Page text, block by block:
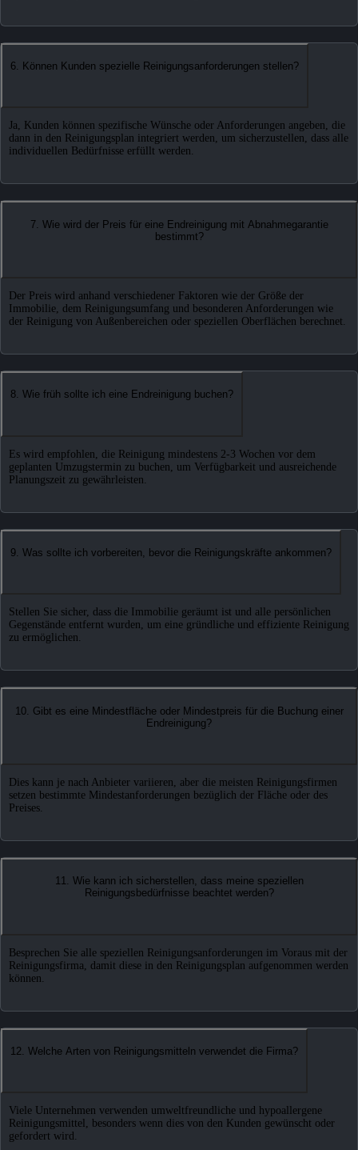
6. Können Kunden spezielle Reinigungsanforderungen stellen?
Ja, Kunden können spezifische Wünsche oder Anforderungen angeben, die
dann in den Reinigungsplan integriert werden, um sicherzustellen, dass alle
individuellen Bedürfnisse erfüllt werden.
7. Wie wird der Preis für eine Endreinigung mit Abnahmegarantie
bestimmt?
Der Preis wird anhand verschiedener Faktoren wie der Größe der
Immobilie, dem Reinigungsumfang und besonderen Anforderungen wie
der Reinigung von Außenbereichen oder speziellen Oberflächen berechnet.
8. Wie früh sollte ich eine Endreinigung buchen?
Es wird empfohlen, die Reinigung mindestens 2-3 Wochen vor dem
geplanten Umzugstermin zu buchen, um Verfügbarkeit und ausreichende
Planungszeit zu gewährleisten.
9. Was sollte ich vorbereiten, bevor die Reinigungskräfte ankommen?
Stellen Sie sicher, dass die Immobilie geräumt ist und alle persönlichen
Gegenstände entfernt wurden, um eine gründliche und effiziente Reinigung
zu ermöglichen.
10. Gibt es eine Mindestfläche oder Mindestpreis für die Buchung einer
Endreinigung?
Dies kann je nach Anbieter variieren, aber die meisten Reinigungsfirmen
setzen bestimmte Mindestanforderungen bezüglich der Fläche oder des
Preises.
11. Wie kann ich sicherstellen, dass meine speziellen
Reinigungsbedürfnisse beachtet werden?
Besprechen Sie alle speziellen Reinigungsanforderungen im Voraus mit der
Reinigungsfirma, damit diese in den Reinigungsplan aufgenommen werden
können.
12. Welche Arten von Reinigungsmitteln verwendet die Firma?
Viele Unternehmen verwenden umweltfreundliche und hypoallergene
Reinigungsmittel, besonders wenn dies von den Kunden gewünscht oder
gefordert wird.